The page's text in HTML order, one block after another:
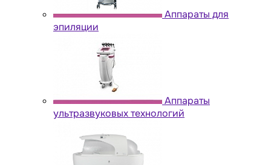
Аппараты для
эпиляции
Аппараты
ультразвуковых технологий